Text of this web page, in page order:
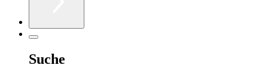
Suche